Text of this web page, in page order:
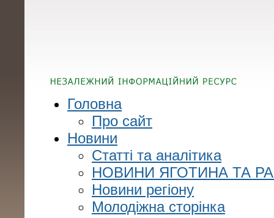
Головна
Про сайт
Новини
Статті та аналітика
НОВИНИ ЯГОТИНА ТА
Новини регіону
Молодіжна сторінка